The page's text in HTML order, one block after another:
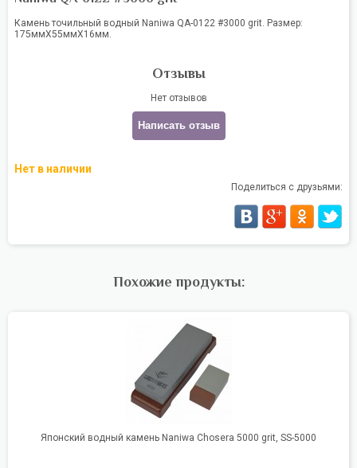
Камень точильный водный Naniwa QA-0122 #3000 grit. Размер:
175ммХ55ммХ16мм.
Отзывы
Нет отзывов
Написать отзыв
Нет в наличии
Поделиться с друзьями:
Похожие продукты:
Японский водный камень Naniwa Chosera 5000 grit, SS-5000